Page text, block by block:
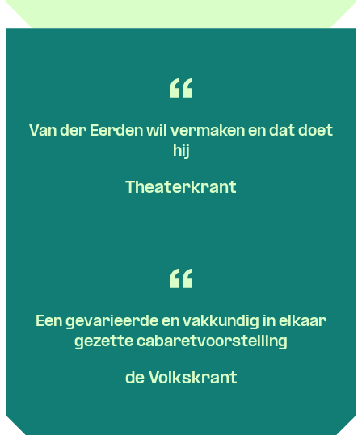
Van der Eerden wil vermaken en dat doet
hij
Theaterkrant
Een gevarieerde en vakkundig in elkaar
gezette cabaretvoorstelling
de Volkskrant